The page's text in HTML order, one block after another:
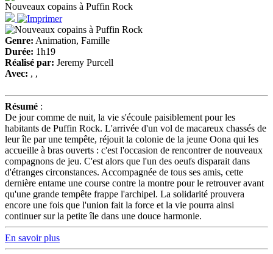
Nouveaux copains à Puffin Rock
Genre: Animation, Famille
Durée: 1h19
Réalisé par: Jeremy Purcell
Avec: , ,
Résumé :
De jour comme de nuit, la vie s'écoule paisiblement pour les
habitants de Puffin Rock. L'arrivée d'un vol de macareux chassés de
leur île par une tempête, réjouit la colonie de la jeune Oona qui les
accueille à bras ouverts : c'est l'occasion de rencontrer de nouveaux
compagnons de jeu. C'est alors que l'un des oeufs disparait dans
d'étranges circonstances. Accompagnée de tous ses amis, cette
dernière entame une course contre la montre pour le retrouver avant
qu'une grande tempête frappe l'archipel. La solidarité prouvera
encore une fois que l'union fait la force et la vie pourra ainsi
continuer sur la petite île dans une douce harmonie.
En savoir plus